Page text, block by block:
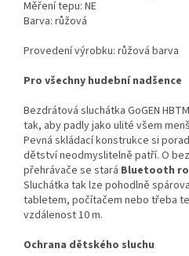
Měření tepu: NE
Barva: růžová
Provedení výrobku: růžová barva
Pro všechny hudební nadšence
Bezdrátová sluchátka GoGEN
tak, aby padly jako ulité všem
Pevná skládací konstrukce si
dětství neodmyslitelně patří. O
přehrávače se stará Bluetooth
Sluchátka tak lze pohodlně
tabletem, počítačem nebo třeba
vzdálenost 10 m.
Ochrana dětského sluchu